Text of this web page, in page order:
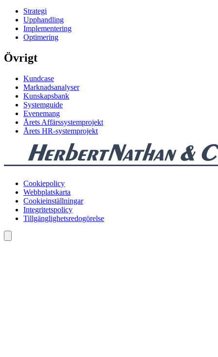
Strategi
Upphandling
Implementering
Optimering
Övrigt
Kundcase
Marknadsanalyser
Kunskapsbank
Systemguide
Evenemang
Årets Affärssystemprojekt
Årets HR-systemprojekt
Cookiepolicy
Webbplatskarta
Cookieinställningar
Integritetspolicy
Tillgänglighetsredogörelse